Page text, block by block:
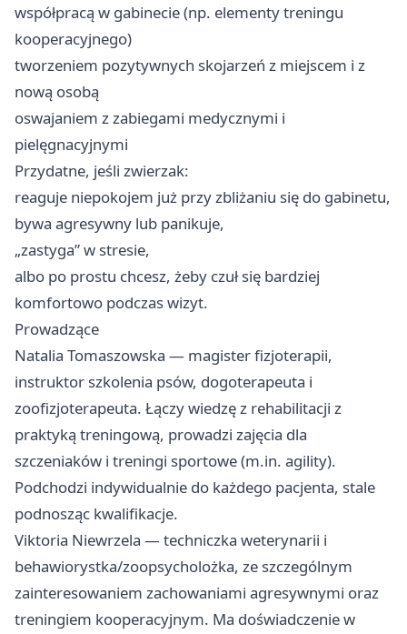
współpracą w gabinecie (np. elementy treningu
kooperacyjnego)
tworzeniem pozytywnych skojarzeń z miejscem i z
nową osobą ‍‍
oswajaniem z zabiegami medycznymi i
pielęgnacyjnymi
Przydatne, jeśli zwierzak:
reaguje niepokojem już przy zbliżaniu się do gabinetu,
bywa agresywny lub panikuje,
„zastyga” w stresie,
albo po prostu chcesz, żeby czuł się bardziej
komfortowo podczas wizyt.
Prowadzące
Natalia Tomaszowska — magister fizjoterapii,
instruktor szkolenia psów, dogoterapeuta i
zoofizjoterapeuta. Łączy wiedzę z rehabilitacji z
praktyką treningową, prowadzi zajęcia dla
szczeniaków i treningi sportowe (m.in. agility).
Podchodzi indywidualnie do każdego pacjenta, stale
podnosząc kwalifikacje.
Viktoria Niewrzela — techniczka weterynarii i
behawiorystka/zoopsycholożka, ze szczególnym
zainteresowaniem zachowaniami agresywnymi oraz
treningiem kooperacyjnym. Ma doświadczenie w